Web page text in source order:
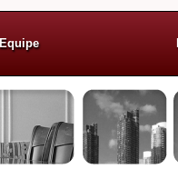
Equipe